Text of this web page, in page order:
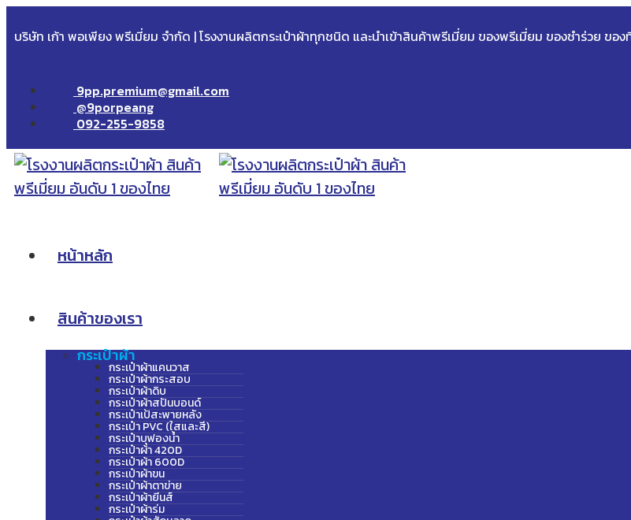
บริษัท เก้า พอเพียง พรีเมี่ยม จำกัด | โรงงานผลิตกระเป๋าผ้าทุกชนิด และนำเข้าสินค้าพรีเมี่ยม ของพรีเมี่ยม ของชำร่วย ของ
9pp.premium@gmail.com
@9porpeang
092-255-9858
หน้าหลัก
สินค้าของเรา
กระเป๋าผ้า
กระเป๋าผ้าแคนวาส
กระเป๋าผ้ากระสอบ
กระเป๋าผ้าดิบ
กระเป๋าผ้าสปันบอนด์
กระเป๋าเป้สะพายหลัง
กระเป๋า PVC (ใสและสี)
กระเป๋าบุฟองน้ำ
กระเป๋าผ้า 420D
กระเป๋าผ้า 600D
กระเป๋าผ้าขน
กระเป๋าผ้าตาข่าย
กระเป๋าผ้ายีนส์
กระเป๋าผ้าร่ม